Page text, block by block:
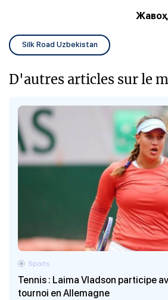
Silk Road Uzbekistan
D'autres articles sur le
Tennis : Laima Vladson participe
tournoi en Allemagne
Sports